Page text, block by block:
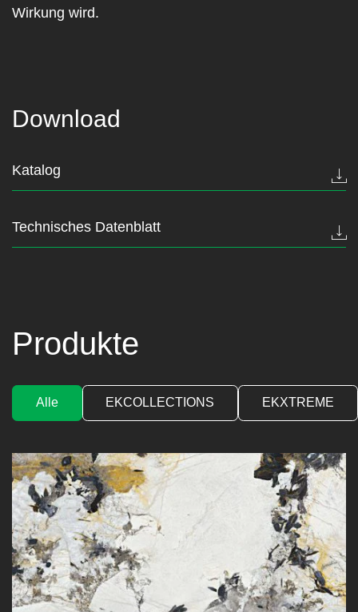
Wirkung wird.
Download
Katalog
Technisches Datenblatt
Produkte
Alle EKCOLLECTIONS EKXTREME